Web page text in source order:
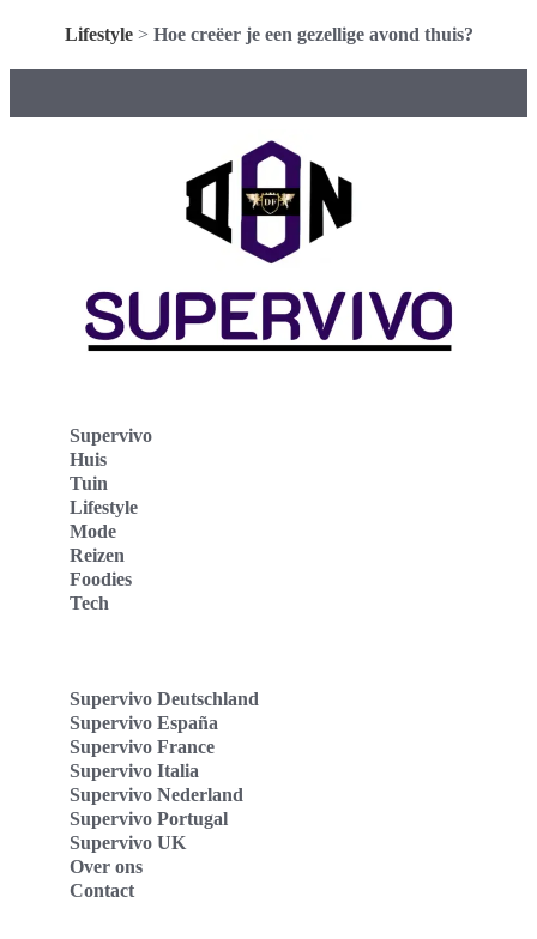
Lifestyle> Hoe creëer je een gezellige avond thuis?
Supervivo
Huis
Tuin
Lifestyle
Mode
Reizen
Foodies
Tech
Supervivo Deutschland
Supervivo España
Supervivo France
Supervivo Italia
Supervivo Nederland
Supervivo Portugal
Supervivo UK
Over ons
Contact